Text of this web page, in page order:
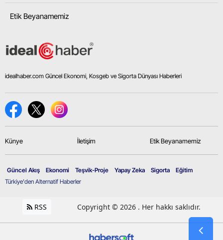
Etik Beyanamemiz
idealhaber.com Güncel Ekonomi, Kosgeb ve Sigorta Dünyası Haberleri
Künye İletişim Etik Beyanamemiz
Türkiye'den Alternatif Haberler
Güncel Akış Ekonomi Teşvik-Proje Yapay Zeka Sigorta Eğitim
RSS Copyright © 2026 . Her hakkı saklıdır.